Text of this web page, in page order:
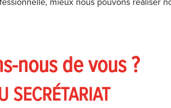
nous de vous ?
SECRÉTARIAT